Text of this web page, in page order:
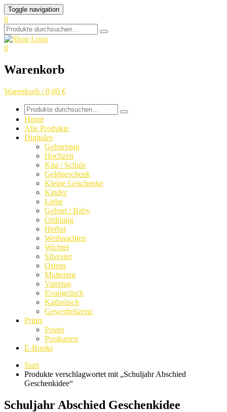
Skip
to
content
Toggle navigation
0
Search
for:
0
Warenkorb
Warenkorb / 0,00 €
Search
for:
Home
Alle Produkte
Digitales
Geburtstag
Hochzeit
Kita / Schule
Geldgeschenk
Kleine Geschenke
Kinder
Liebe
Geburt / Baby
Ordnung
Herbst
Weihnachten
Wichtel
Silvester
Ostern
Muttertag
Vatertag
Evangelisch
Katholisch
Gewerbelizenz
Prints
Poster
Postkarten
E-Books
Start
Produkte verschlagwortet mit „Schuljahr Abschied
Geschenkidee“
Schuljahr Abschied Geschenkidee